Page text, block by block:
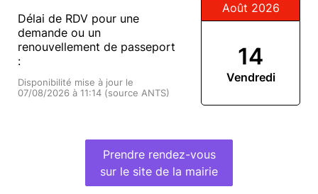
Délai de RDV pour une
demande ou un
renouvellement de passeport
:
Disponibilité mise à jour le
07/08/2026 à 11:14 (source ANTS)
Août 2026
14
Vendredi
Prendre rendez-vous
sur le site de la mairie